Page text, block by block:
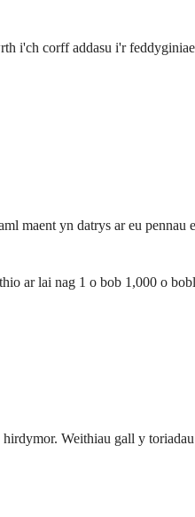
i'ch corff addasu i'r
maent yn datrys ar eu
ar lai nag 1 o bob 1,000 o
Weithiau gall y